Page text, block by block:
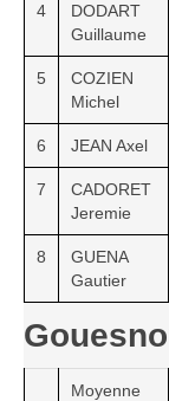
4
DODART
Guillaume
5
COZIEN
Michel
6 JEAN Axel
7
CADORET
Jeremie
8
GUENA
Gautier
Moyenne